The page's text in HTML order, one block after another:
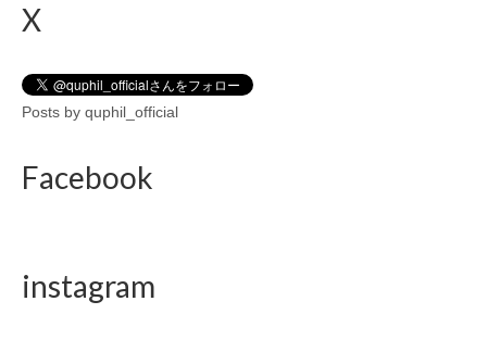
X
Posts by quphil_official
Facebook
instagram